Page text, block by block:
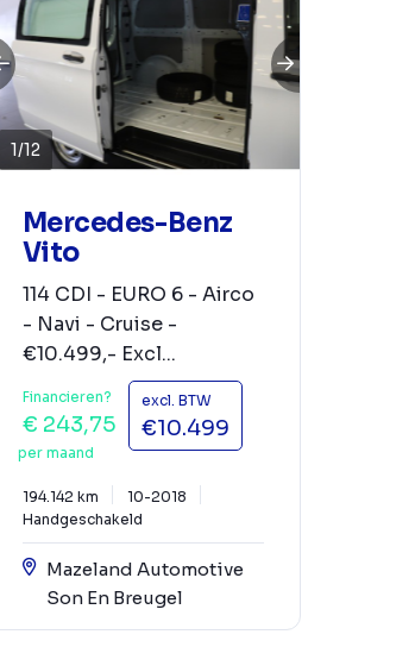
1/12
Mercedes-Benz
Vito
114 CDI - EURO 6 - Airco
- Navi - Cruise -
€10.499,- Excl...
Financieren?
€ 243,75
per maand
excl. BTW
€10.499
194.142 km
10-2018
Handgeschakeld
Mazeland Automotive
Son En Breugel